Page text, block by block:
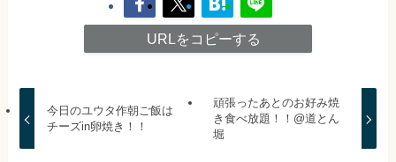
URLをコピーする
今日のユウタ作朝ご飯は
チーズin卵焼き！！
頑張ったあとのお好み焼
き食べ放題！！@道とん
堀